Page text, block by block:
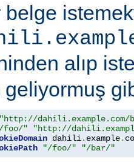
belge
alıp
"http://dahili.example.com/
foo/"
"http://
dahili. example.
"/foo/" "/bar/"